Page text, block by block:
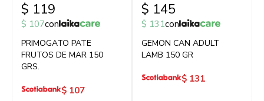
$ 119
$ 107con
PRIMOGATO PATE
FRUTOS DE MAR 150
GRS.
$ 107
$ 145
$ 131con
GEMON CAN ADULT
LAMB 150 GR
$ 131